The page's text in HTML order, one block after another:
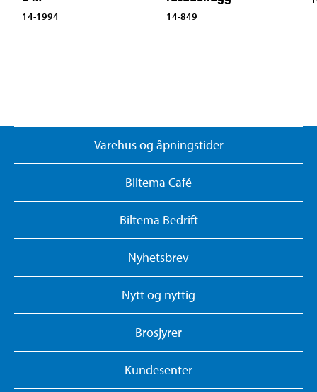
14-1994 14-849
Varehus og åpningstider
Biltema Café
Biltema Bedrift
Nyhetsbrev
Nytt og nyttig
Brosjyrer
Kundesenter